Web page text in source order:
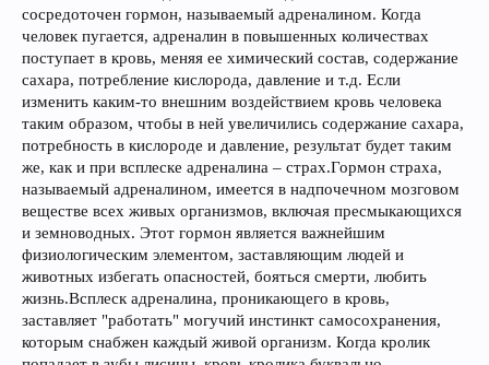
сосредоточен гормон, называемый адреналином. Когда
человек пугается, адреналин в повышенных количествах
поступает в кровь, меняя ее химический состав, содержание
сахара, потребление кислорода, давление и т.д. Если
изменить каким-то внешним воздействием кровь человека
таким образом, чтобы в ней увеличились содержание сахара,
потребность в кислороде и давление, результат будет таким
же, как и при всплеске адреналина – страх.Гормон страха,
называемый адреналином, имеется в надпочечном мозговом
веществе всех живых организмов, включая пресмыкающихся
и земноводных. Этот гормон является важнейшим
физиологическим элементом, заставляющим людей и
животных избегать опасностей, бояться смерти, любить
жизнь.Всплеск адреналина, проникающего в кровь,
заставляет "работать" могучий инстинкт самосохранения,
которым снабжен каждый живой организм. Когда кролик